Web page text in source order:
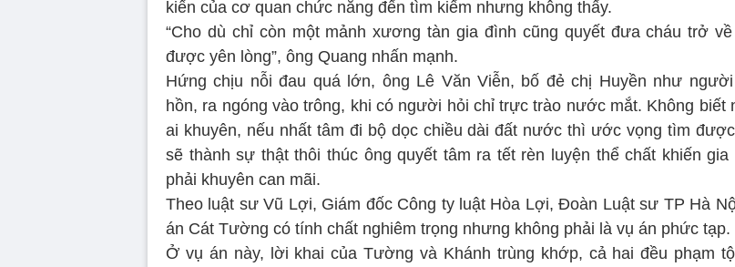
kiến của cơ quan chức năng đến tìm kiếm nhưng không thấy.
“Cho dù chỉ còn một mảnh xương tàn gia đình cũng quyết đưa cháu trở
được yên lòng”, ông Quang nhấn mạnh.
Hứng chịu nỗi đau quá lớn, ông Lê Văn Viễn, bố đẻ chị Huyền như
hồn, ra ngóng vào trông, khi có người hỏi chỉ trực trào nước mắt. Không biết
ai khuyên, nếu nhất tâm đi bộ dọc chiều dài đất nước thì ước vọng tìm
sẽ thành sự thật thôi thúc ông quyết tâm ra tết rèn luyện thể chất khiến gia
phải khuyên can mãi.
Theo luật sư Vũ Lợi, Giám đốc Công ty luật Hòa Lợi, Đoàn Luật sư TP Hà
án Cát Tường có tính chất nghiêm trọng nhưng không phải là vụ án phức tạp.
Ở vụ án này, lời khai của Tường và Khánh trùng khớp, cả hai đều phạm